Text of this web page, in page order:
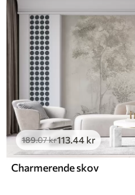
189.07kr113.44 kr
Charmerende skov